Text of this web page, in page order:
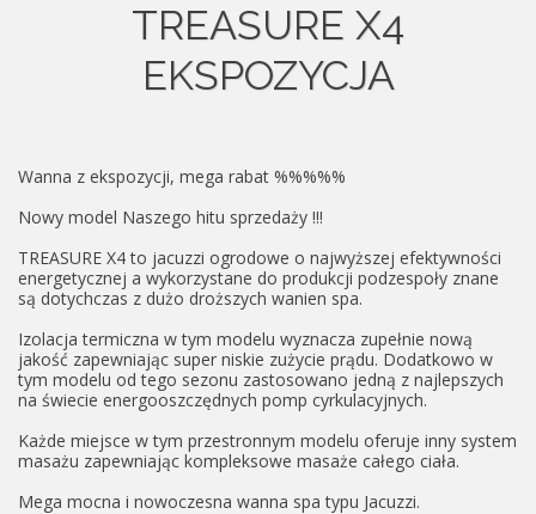
TREASURE X4
EKSPOZYCJA
Wanna z ekspozycji, mega rabat %%%%%
Nowy model Naszego hitu sprzedaży !!!
TREASURE X4 to jacuzzi ogrodowe o najwyższej efektywności
energetycznej a wykorzystane do produkcji podzespoły znane
są dotychczas z dużo droższych wanien spa.
Izolacja termiczna w tym modelu wyznacza zupełnie nową
jakość zapewniając super niskie zużycie prądu. Dodatkowo w
tym modelu od tego sezonu zastosowano jedną z najlepszych
na świecie energooszczędnych pomp cyrkulacyjnych.
Każde miejsce w tym przestronnym modelu oferuje inny system
masażu zapewniając kompleksowe masaże całego ciała.
Mega mocna i nowoczesna wanna spa typu Jacuzzi.